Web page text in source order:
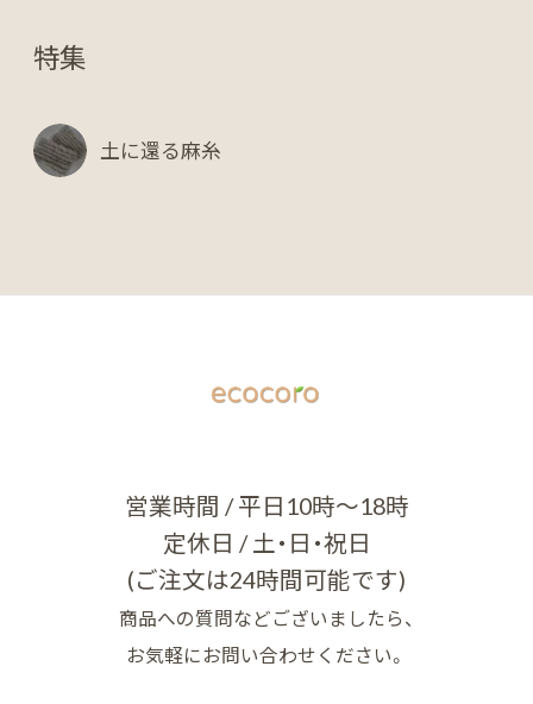
特集
土に還る麻糸
営業時間 / 平日10時～18時
定休日 / 土・日・祝日
(ご注文は24時間可能です)
商品への質問などございましたら、
お気軽にお問い合わせください。